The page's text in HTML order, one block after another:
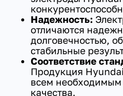
Надежность:
отличаются
долговечностью,
стабильные
Соответствие
Продукция Hyundai
всем необходимым
качества.